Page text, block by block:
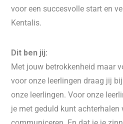
voor een succesvolle start en
Kentalis.
Dit ben jij:
Met jouw betrokkenheid maar
voor onze leerlingen draag jij
onze leerlingen. Voor onze
je met geduld kunt achterhalen